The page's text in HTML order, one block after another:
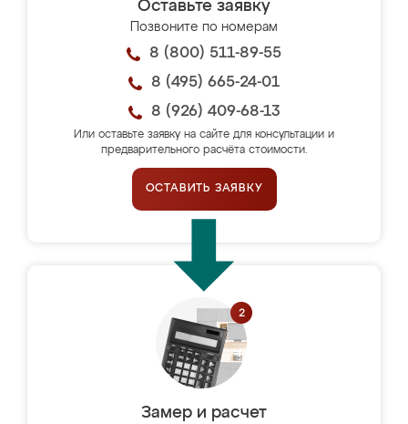
Оставьте заявку
Позвоните по номерам
8 (800) 511-89-55
8 (495) 665-24-01
8 (926) 409-68-13
Или оставьте заявку на сайте для консультации и
предварительного расчёта стоимости.
ОСТАВИТЬ ЗАЯВКУ
Замер и расчет